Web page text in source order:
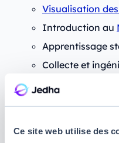
Ce site web utilise des
Visualisation
Introduction au
Apprentissage
Collecte et
Graph &
présentiel, sera